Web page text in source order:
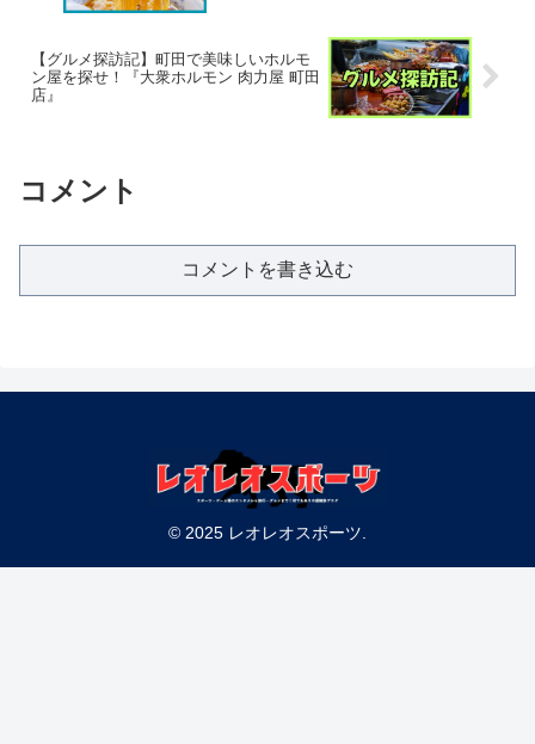
【グルメ探訪記】町田で美味しいホルモ
ン屋を探せ！『大衆ホルモン 肉力屋 町田
店』
コメント
コメントを書き込む
© 2025 レオレオスポーツ.